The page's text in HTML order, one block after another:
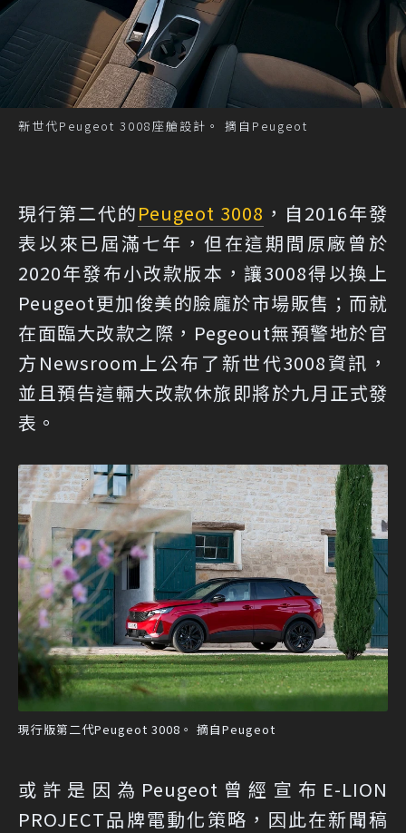
新世代Peugeot 3008座艙設計。 摘自Peugeot
現行第二代的Peugeot 3008 ，自2016年發
表以來已屆滿七年，但在這期間原廠曾於
2020年發布小改款版本，讓3008得以換上
Peugeot更加俊美的臉龐於市場販售；而就
在面臨大改款之際，Pegeout無預警地於官
方Newsroom上公布了新世代3008資訊，
並且預告這輛大改款休旅即將於九月正式發
表。
現行版第二代Peugeot 3008。 摘自Peugeot
或許是因為Peugeot曾經宣布E-LION
PROJECT品牌電動化策略，因此在新聞稿